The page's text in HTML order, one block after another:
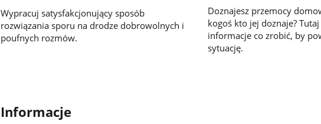
Wypracuj satysfakcjonujący sposób
rozwiązania sporu na drodze dobrowolnych i
poufnych rozmów.
Doznajesz przemocy
kogoś kto jej doznaje?
informacje co zrobić, by
sytuację.
Informacje